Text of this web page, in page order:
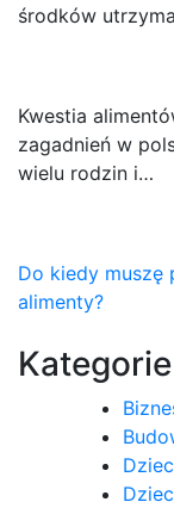
środków
Kwestia
zagadnień w
wielu rodzin i…
wpisu
Do kiedy muszę
alimenty?
Kategorie